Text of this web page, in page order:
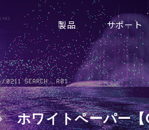
製品 サポート
ホワイトペーパー【